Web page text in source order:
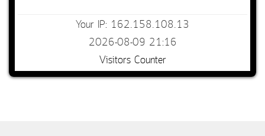
Your IP: 162.158.108.13
2026-08-09 21:16
Visitors Counter